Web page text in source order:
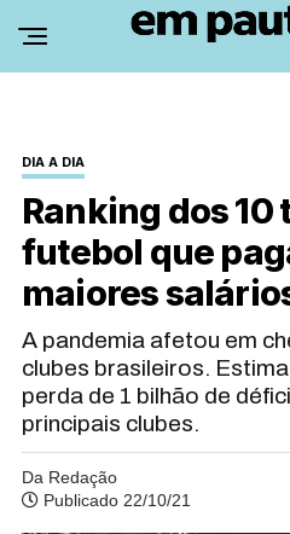
DIA A DIA
Ranking dos 10
futebol que
maiores
A pandemia afetou em
clubes brasileiros.
perda de 1 bilhão de
principais clubes.
Da Redação
Publicado 22/10/21